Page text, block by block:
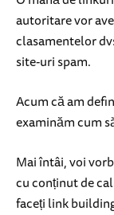
autoritare vor
clasamentelor
site-uri spam.
Acum că am
examinăm cum
Mai întâi, voi
cu conținut de
faceți link